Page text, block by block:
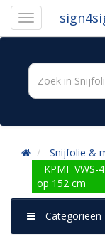
Snijfolie &
KPMF
op 152 cm
Categorieën